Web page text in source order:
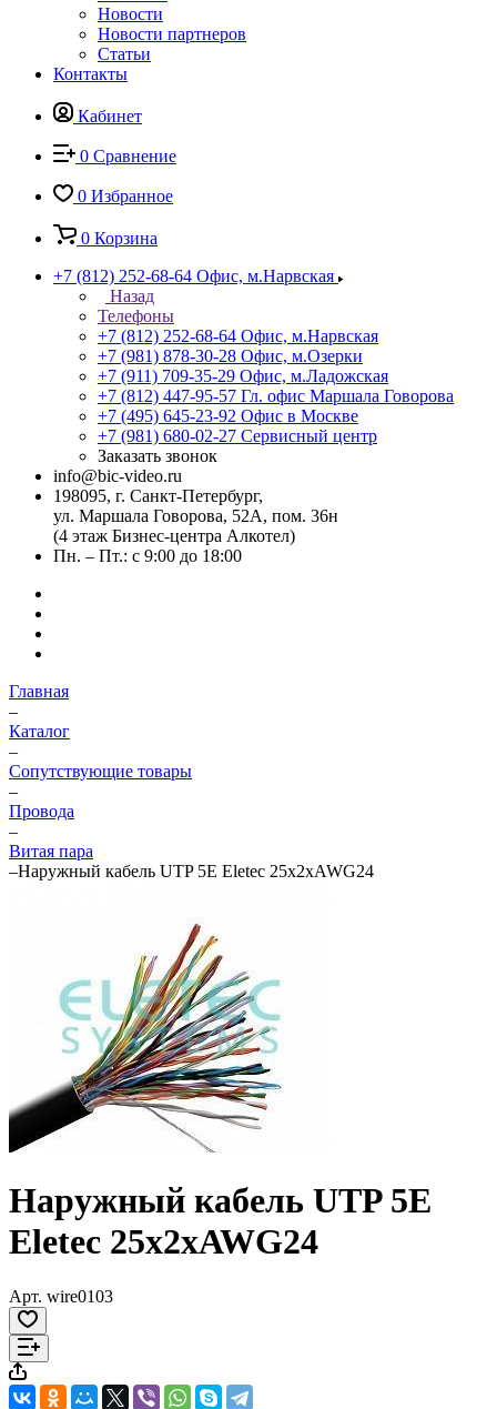
Новости
Новости партнеров
Статьи
Контакты
Кабинет
0 Сравнение
0 Избранное
0 Корзина
+7 (812) 252-68-64 Офис, м.Нарвская
Назад
Телефоны
+7 (812) 252-68-64 Офис, м.Нарвская
+7 (981) 878-30-28 Офис, м.Озерки
+7 (911) 709-35-29 Офис, м.Ладожская
+7 (812) 447-95-57 Гл. офис Маршала Говорова
+7 (495) 645-23-92 Офис в Москве
+7 (981) 680-02-27 Сервисный центр
Заказать звонок
info@bic-video.ru
198095, г. Санкт-Петербург,
ул. Маршала Говорова, 52А, пом. 36н
(4 этаж Бизнес-центра Алкотел)
Пн. – Пт.: с 9:00 до 18:00
Главная
–
Каталог
–
Сопутствующие товары
–
Провода
–
Витая пара
–Наружный кабель UTP 5E Eletec 25x2xAWG24
Наружный кабель UTP 5E
Eletec 25x2xAWG24
Арт. wire0103